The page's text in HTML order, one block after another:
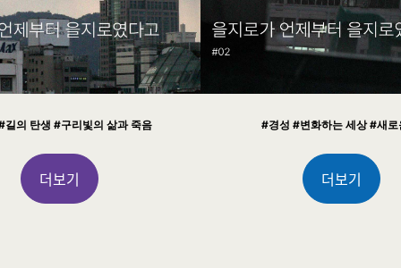
길의 탄생 #구리빛의 삶과 죽음
더보기
#경성 #변화하는 세상 #새로
더보기